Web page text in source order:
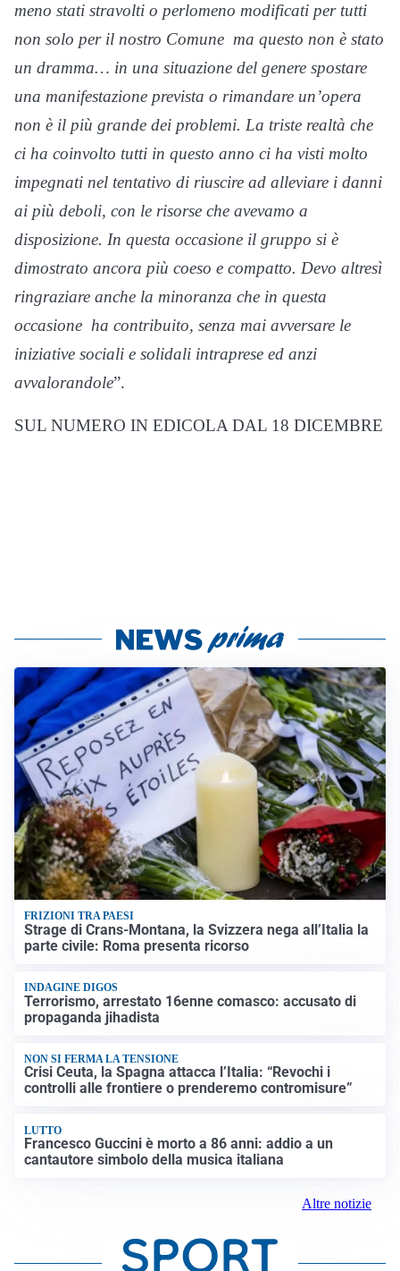
meno stati stravolti o perlomeno modificati per tutti
non solo per il nostro Comune ma questo non è stato
un dramma… in una situazione del genere spostare
una manifestazione prevista o rimandare un’opera
non è il più grande dei problemi. La triste realtà che
ci ha coinvolto tutti in questo anno ci ha visti molto
impegnati nel tentativo di riuscire ad alleviare i danni
ai più deboli, con le risorse che avevamo a
disposizione. In questa occasione il gruppo si è
dimostrato ancora più coeso e compatto. Devo altresì
ringraziare anche la minoranza che in questa
occasione ha contribuito, senza mai avversare le
iniziative sociali e solidali intraprese ed anzi
avvalorandole”.
SUL NUMERO IN EDICOLA DAL 18 DICEMBRE
FRIZIONI TRA PAESI
Strage di Crans-Montana, la Svizzera nega all’Italia la
parte civile: Roma presenta ricorso
INDAGINE DIGOS
Terrorismo, arrestato 16enne comasco: accusato di
propaganda jihadista
NON SI FERMA LA TENSIONE
Crisi Ceuta, la Spagna attacca l’Italia: “Revochi i
controlli alle frontiere o prenderemo contromisure”
LUTTO
Francesco Guccini è morto a 86 anni: addio a un
cantautore simbolo della musica italiana
Altre notizie